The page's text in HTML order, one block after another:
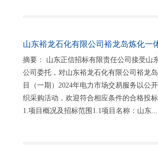
山东裕龙石化有限公司裕龙岛炼化一
期）2024年电力市场交易服务招标公
摘要： 山东正信招标有限责任公司接受山
公司委托，对山东裕龙石化有限公司裕龙
目（一期）2024年电力市场交易服务以公
织采购活动，欢迎符合相应条件的合格投标
1.项目概况及招标范围1.1项目名称：山东...